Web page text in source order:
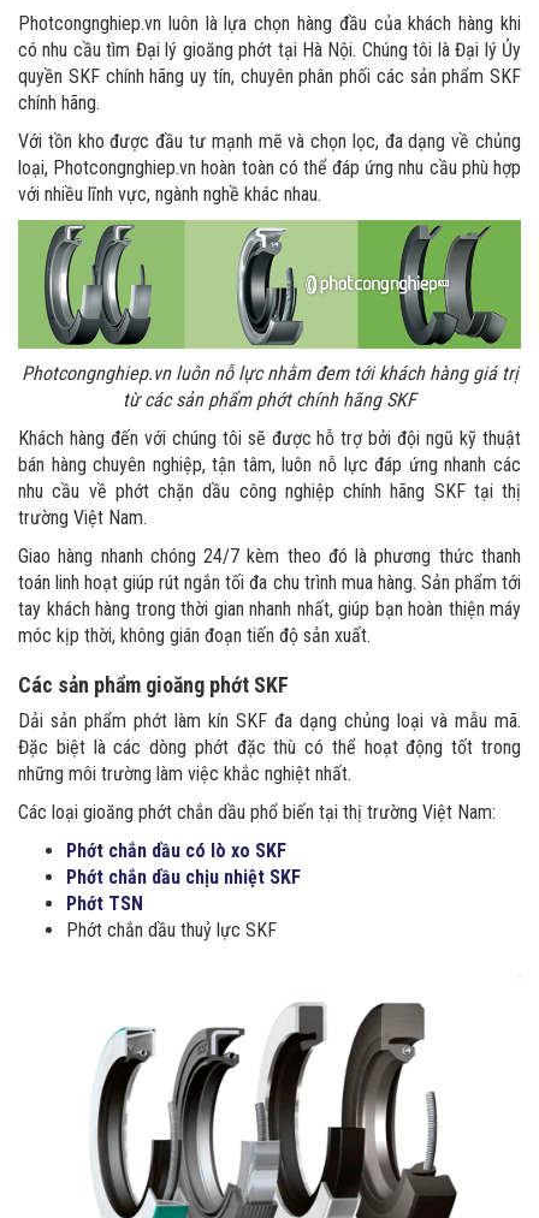
Photcongnghiep.vn luôn là lựa chọn hàng đầu của khách hàng khi
có nhu cầu tìm Đại lý gioăng phớt tại Hà Nội. Chúng tôi là Đại lý Ủy
quyền SKF chính hãng uy tín, chuyên phân phối các sản phẩm SKF
chính hãng.
Với tồn kho được đầu tư mạnh mẽ và chọn lọc, đa dạng về chủng
loại, Photcongnghiep.vn hoàn toàn có thể đáp ứng nhu cầu phù hợp
với nhiều lĩnh vực, ngành nghề khác nhau.
Photcongnghiep.vn luôn nỗ lực nhằm đem tới khách hàng giá trị
từ các sản phẩm phớt chính hãng SKF
Khách hàng đến với chúng tôi sẽ được hỗ trợ bởi đội ngũ kỹ thuật
bán hàng chuyên nghiệp, tận tâm, luôn nỗ lực đáp ứng nhanh các
nhu cầu về phớt chặn dầu công nghiệp chính hãng SKF tại thị
trường Việt Nam.
Giao hàng nhanh chóng 24/7 kèm theo đó là phương thức thanh
toán linh hoạt giúp rút ngắn tối đa chu trình mua hàng. Sản phẩm tới
tay khách hàng trong thời gian nhanh nhất, giúp bạn hoàn thiện máy
móc kịp thời, không gián đoạn tiến độ sản xuất.
Các sản phẩm gioăng phớt SKF
Dải sản phẩm phớt làm kín SKF đa dạng chủng loại và mẫu mã.
Đặc biệt là các dòng phớt đặc thù có thể hoạt động tốt trong
những môi trường làm việc khắc nghiệt nhất.
Các loại gioăng phớt chắn dầu phổ biến tại thị trường Việt Nam:
Phớt chắn dầu có lò xo SKF
Phớt chắn dầu chịu nhiệt SKF
Phớt TSN
Phớt chắn dầu thuỷ lực SKF